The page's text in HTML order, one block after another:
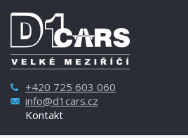
+420 725 603 060
info@d1cars.cz
Kontakt